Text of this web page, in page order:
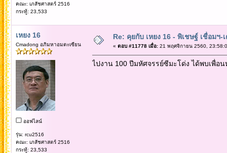
คณะ: เภสัชศาสตร์ 2516
กระทู้: 23,533
เหยง 16
Cmadong อภิมหาอมตะเซียน
ออฟไลน์
รุ่น: rcu2516
คณะ: เภสัชศาสตร์ 2516
กระทู้: 23,533
Re: คุยกับ เหยง 16 - พิเชษฐ์ เชื่อมฯ
« ตอบ #11778 เมื่อ:21 พฤศจิกายน 2560,
ไปงาน 100 ปีมหัศจรรย์ซีมะโด่ง ได้พบเพื่อ